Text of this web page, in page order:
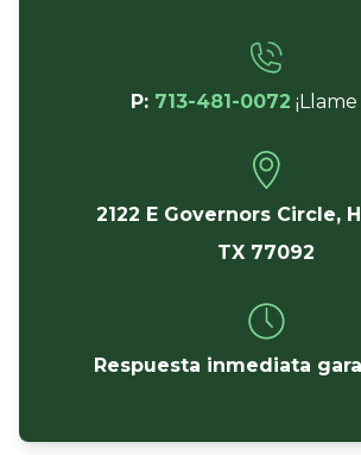
P: 713-481-0072
2122 E Governors Circle,
TX 77092
Respuesta inmediata